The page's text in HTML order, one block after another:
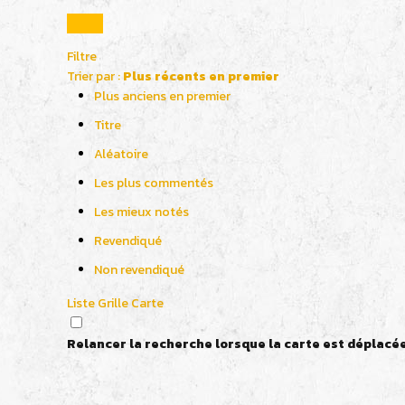
Filtre
Trier par :Plus récents en premier
Plus anciens en premier
Titre
Aléatoire
Les plus commentés
Les mieux notés
Revendiqué
Non revendiqué
ListeGrilleCarte
Relancer la recherche lorsque la carte est